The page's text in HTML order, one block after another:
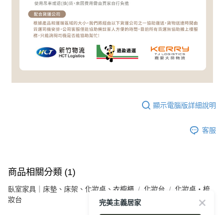
顯示電腦版詳細說明
客服
商品相關分類 (1)
臥室家具｜床墊、床架、化妝桌、衣櫥櫃 化妝台
化妝桌・梳
妝台
完美主義居家